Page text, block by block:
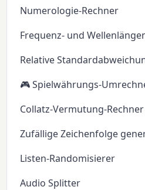
Numerologie-Rechner
Frequenz- und
Relative
🎮 Spielwährungs-
Collatz-Vermutung-Rechner
Zufällige Zeichenfolge
Listen-Randomisierer
Audio Splitter